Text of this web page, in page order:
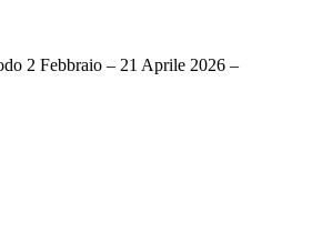
2 Febbraio – 21 Aprile 2026 –